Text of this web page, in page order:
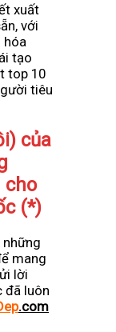
xuất
với
hóa
tạo
top 10
tiêu
của
cho
(*)
mang
lời
đã luôn
.com